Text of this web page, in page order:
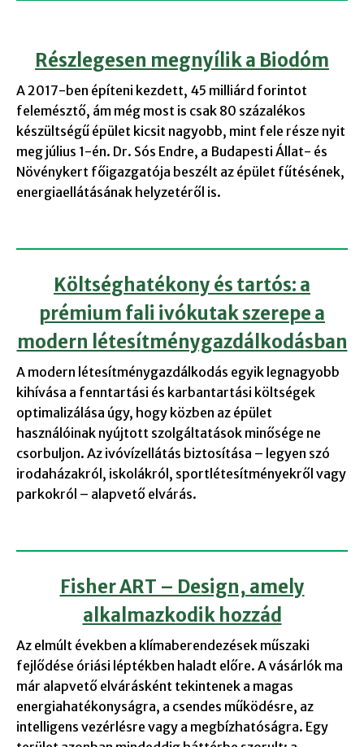
Részlegesen megnyílik a Biodóm
A 2017-ben építeni kezdett, 45 milliárd forintot
felemésztő, ám még most is csak 80 százalékos
készültségű épület kicsit nagyobb, mint fele része nyit
meg július 1-én. Dr. Sós Endre, a Budapesti Állat- és
Növénykert főigazgatója beszélt az épület fűtésének,
energiaellátásának helyzetéről is.
Költséghatékony és tartós: a
prémium fali ivókutak szerepe a
modern létesítménygazdálkodásban
A modern létesítménygazdálkodás egyik legnagyobb
kihívása a fenntartási és karbantartási költségek
optimalizálása úgy, hogy közben az épület
használóinak nyújtott szolgáltatások minősége ne
csorbuljon. Az ivóvízellátás biztosítása – legyen szó
irodaházakról, iskolákról, sportlétesítményekről vagy
parkokról – alapvető elvárás.
Fisher ART – Design, amely
alkalmazkodik hozzád
Az elmúlt években a klímaberendezések műszaki
fejlődése óriási léptékben haladt előre. A vásárlók ma
már alapvető elvárásként tekintenek a magas
energiahatékonyságra, a csendes működésre, az
intelligens vezérlésre vagy a megbízhatóságra. Egy